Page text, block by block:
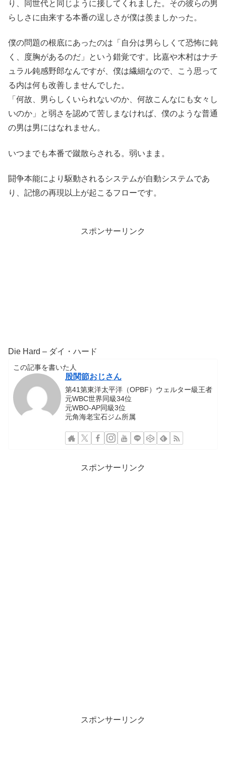
り、同世代と同じように接してくれました。その彼らの男
らしさに由来する本番の逞しさが僕は羨ましかった。
僕の問題の根底にあったのは「自分は男らしくて恐怖に鈍
く、度胸があるのだ」という錯覚です。比嘉や木村はナチ
ュラル鈍感野郎なんですが、僕は繊細なので、こう思って
る内は何も改善しませんでした。
「何故、男らしくいられないのか、何故こんなにも女々し
いのか」と弱さを認めて苦しまなければ、僕のような普通
の男は男にはなれません。
いつまでも本番で蹴散らされる。弱いまま。
闘争本能により駆動されるシステムが自動システムであ
り、記憶の再現以上が起こるフローです。
スポンサーリンク
Die Hard – ダイ・ハード
この記事を書いた人
股関節おじさん
第41第東洋太平洋（OPBF）ウェルター級王者
元WBC世界同級34位
元WBO-AP同級3位
元角海老宝石ジム所属
スポンサーリンク
スポンサーリンク